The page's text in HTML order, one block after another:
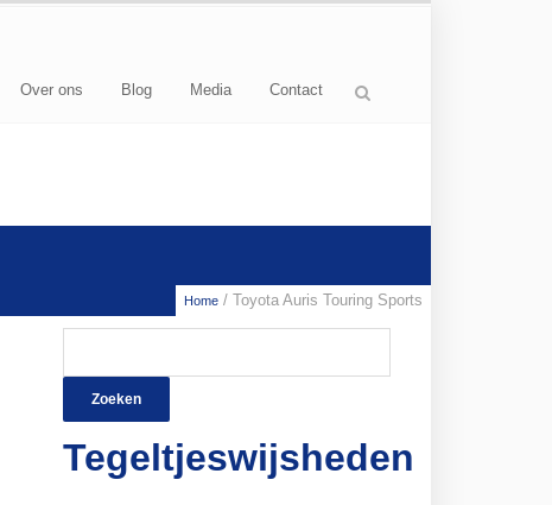
Over ons Blog Media Contact
Home / Toyota Auris Touring Sports
Tegeltjeswijsheden